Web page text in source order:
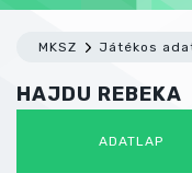
MKSZ Játékos
HAJDU REBEKA
ADATLAP